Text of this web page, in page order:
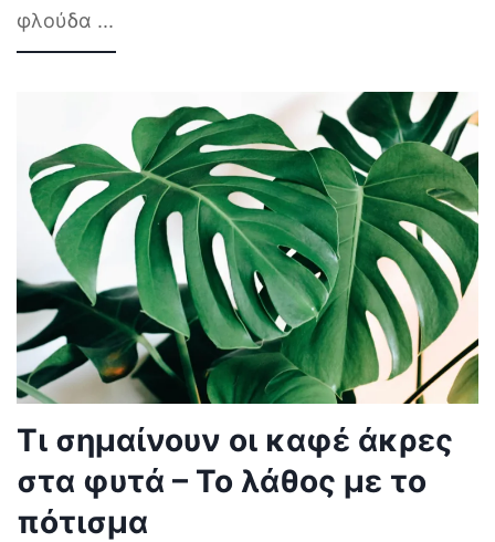
φλούδα ...
Τι σημαίνουν οι καφέ άκρες
στα φυτά – Το λάθος με το
πότισμα